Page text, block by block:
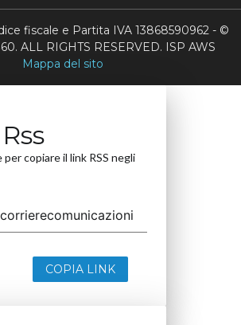
fiscale e Partita IVA 13868590962 - ©
ALL RIGHTS RESERVED. ISP AWS
Mappa del sito
copiare il link RSS negli
COPIA LINK